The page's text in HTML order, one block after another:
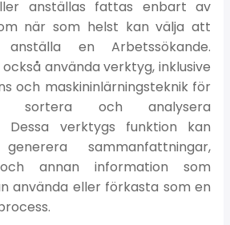
anställas fattas enbart av
när som helst kan välja att
en Arbetssökande.
använda verktyg, inklusive
och maskininlärningsteknik för
sortera och analysera
Dessa verktygs funktion kan
sammanfattningar,
annan information som
använda eller förkasta som en